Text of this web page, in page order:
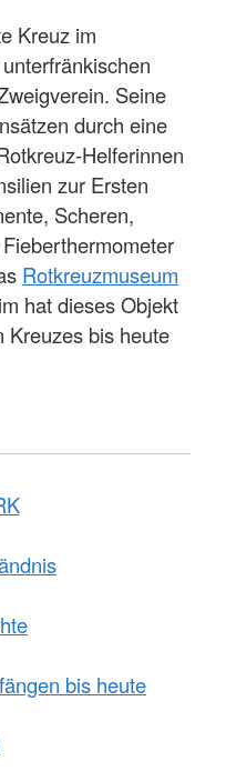
Kreuz im
Seine
durch eine
Helferinnen
zur Ersten
Scheren,
Rotkreuzmuseum
hat dieses Objekt
Kreuzes bis heute
bis heute